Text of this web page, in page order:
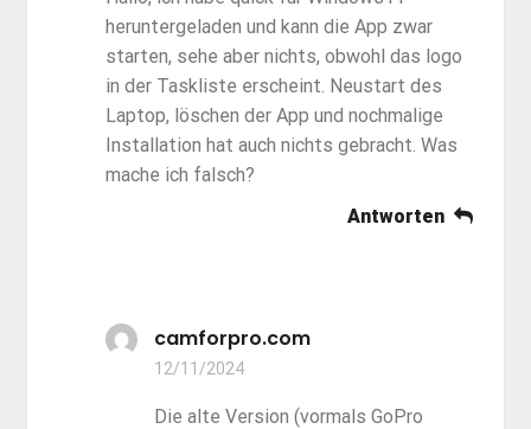
heruntergeladen und kann die App zwar
starten, sehe aber nichts, obwohl das logo
in der Taskliste erscheint. Neustart des
Laptop, löschen der App und nochmalige
Installation hat auch nichts gebracht. Was
mache ich falsch?
Antworten
camforpro.com
12/11/2024
Die alte Version (vormals GoPro